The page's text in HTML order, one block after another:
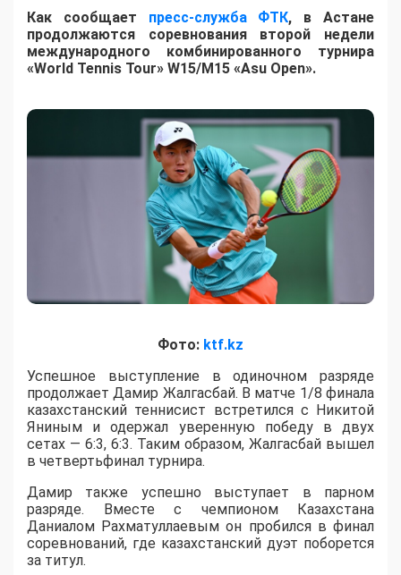
Как сообщает пресс-служба ФТК, в Астане
продолжаются соревнования второй недели
международного комбинированного турнира
«World Tennis Tour» W15/M15 «Asu Open».
Фото: ktf.kz
Успешное выступление в одиночном разряде
продолжает Дамир Жалгасбай. В матче 1/8 финала
казахстанский теннисист встретился с Никитой
Яниным и одержал уверенную победу в двух
сетах — 6:3, 6:3. Таким образом, Жалгасбай вышел
в четвертьфинал турнира.
Дамир также успешно выступает в парном
разряде. Вместе с чемпионом Казахстана
Даниалом Рахматуллаевым он пробился в финал
соревнований, где казахстанский дуэт поборется
за титул.